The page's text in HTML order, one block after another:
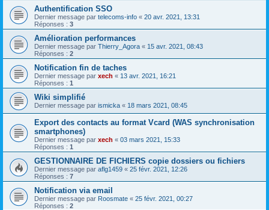
Authentification SSO
Dernier message par telecoms-info « 20 avr. 2021, 13:31
Réponses : 3
Amélioration performances
Dernier message par Thierry_Agora « 15 avr. 2021, 08:43
Réponses : 2
Notification fin de taches
Dernier message par xech « 13 avr. 2021, 16:21
Réponses : 1
Wiki simplifié
Dernier message par ismicka « 18 mars 2021, 08:45
Export des contacts au format Vcard (WAS synchronisation
smartphones)
Dernier message par xech « 03 mars 2021, 15:33
Réponses : 1
GESTIONNAIRE DE FICHIERS copie dossiers ou fichiers
Dernier message par aflg1459 « 25 févr. 2021, 12:26
Réponses : 7
Notification via email
Dernier message par Roosmate « 25 févr. 2021, 00:27
Réponses : 2